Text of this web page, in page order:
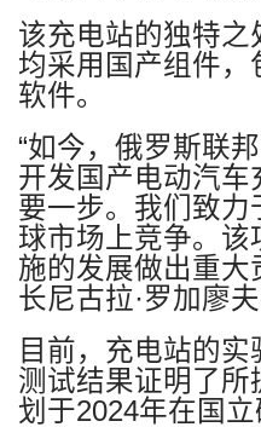
该充电站的独特之
均采用国产组件
软件。
“如今，俄罗斯联
开发国产电动汽
要一步。我们致
球市场上竞争。
施的发展做出重大
长尼古拉·罗加廖
目前，充电站的
测试结果证明了
划于2024年在国